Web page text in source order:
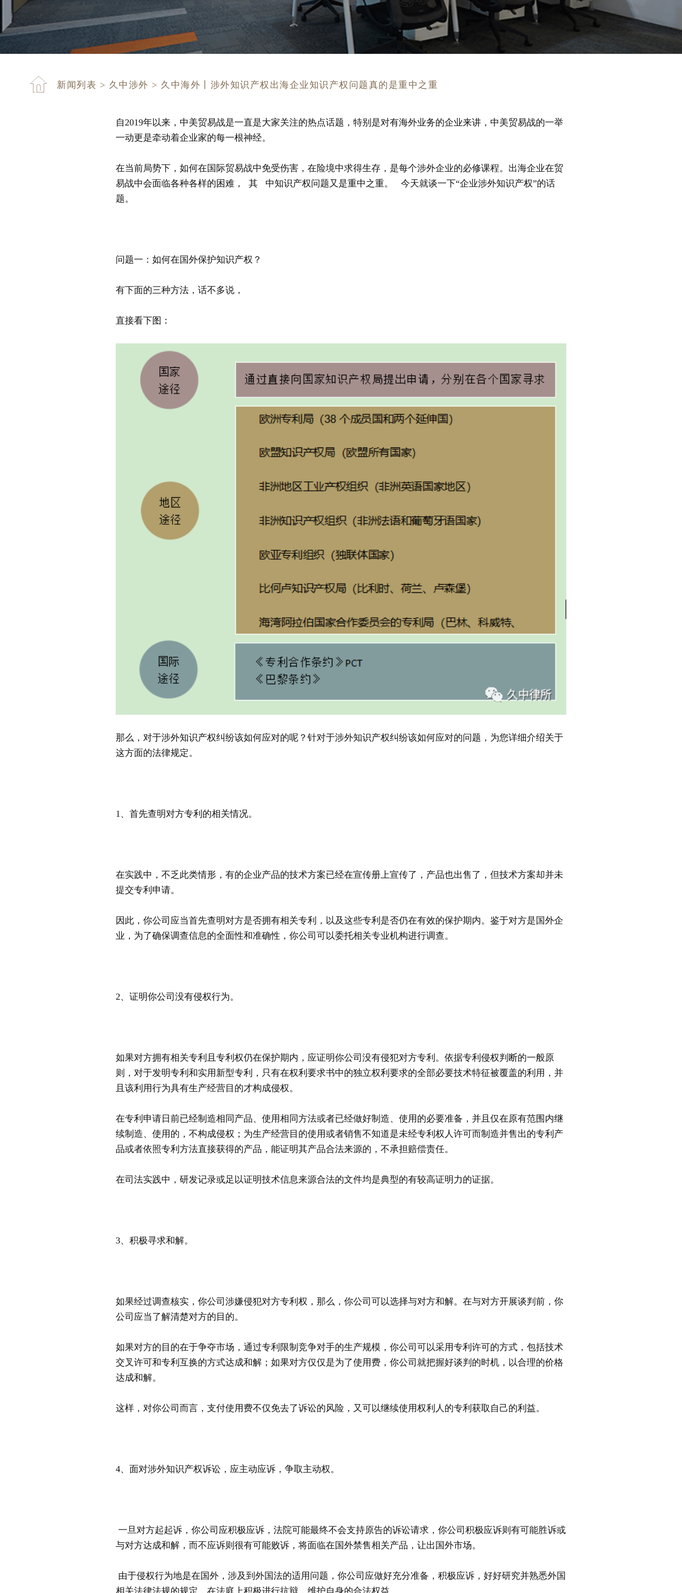
新闻列表 > 久中涉外 > 久中海外丨涉外知识产权出海企业知识产权问题真的是重中之重
自2019年以来，中美贸易战是一直是大家关注的热点话题，特别是对有海外业务的企业来讲，中美贸易战的一举
一动更是牵动着企业家的每一根神经。
在当前局势下，如何在国际贸易战中免受伤害，在险境中求得生存，是每个涉外企业的必修课程。出海企业在贸
易战中会面临各种各样的困难， 其 中知识产权问题又是重中之重。 今天就谈一下“企业涉外知识产权”的话
题。
问题一：如何在国外保护知识产权？
有下面的三种方法，话不多说，
直接看下图：
那么，对于涉外知识产权纠纷该如何应对的呢？针对于涉外知识产权纠纷该如何应对的问题，为您详细介绍关于
这方面的法律规定。
1、首先查明对方专利的相关情况。
在实践中，不乏此类情形，有的企业产品的技术方案已经在宣传册上宣传了，产品也出售了，但技术方案却并未
提交专利申请。
因此，你公司应当首先查明对方是否拥有相关专利，以及这些专利是否仍在有效的保护期内。鉴于对方是国外企
业，为了确保调查信息的全面性和准确性，你公司可以委托相关专业机构进行调查。
2、证明你公司没有侵权行为。
如果对方拥有相关专利且专利权仍在保护期内，应证明你公司没有侵犯对方专利。依据专利侵权判断的一般原
则，对于发明专利和实用新型专利，只有在权利要求书中的独立权利要求的全部必要技术特征被覆盖的利用，并
且该利用行为具有生产经营目的才构成侵权。
在专利申请日前已经制造相同产品、使用相同方法或者已经做好制造、使用的必要准备，并且仅在原有范围内继
续制造、使用的，不构成侵权；为生产经营目的使用或者销售不知道是未经专利权人许可而制造并售出的专利产
品或者依照专利方法直接获得的产品，能证明其产品合法来源的，不承担赔偿责任。
在司法实践中，研发记录或足以证明技术信息来源合法的文件均是典型的有较高证明力的证据。
3、积极寻求和解。
如果经过调查核实，你公司涉嫌侵犯对方专利权，那么，你公司可以选择与对方和解。在与对方开展谈判前，你
公司应当了解清楚对方的目的。
如果对方的目的在于争夺市场，通过专利限制竞争对手的生产规模，你公司可以采用专利许可的方式，包括技术
交叉许可和专利互换的方式达成和解；如果对方仅仅是为了使用费，你公司就把握好谈判的时机，以合理的价格
达成和解。
这样，对你公司而言，支付使用费不仅免去了诉讼的风险，又可以继续使用权利人的专利获取自己的利益。
4、面对涉外知识产权诉讼，应主动应诉，争取主动权。
一旦对方起起诉，你公司应积极应诉，法院可能最终不会支持原告的诉讼请求，你公司积极应诉则有可能胜诉或
与对方达成和解，而不应诉则很有可能败诉，将面临在国外禁售相关产品，让出国外市场。
由于侵权行为地是在国外，涉及到外国法的适用问题，你公司应做好充分准备，积极应诉，好好研究并熟悉外国